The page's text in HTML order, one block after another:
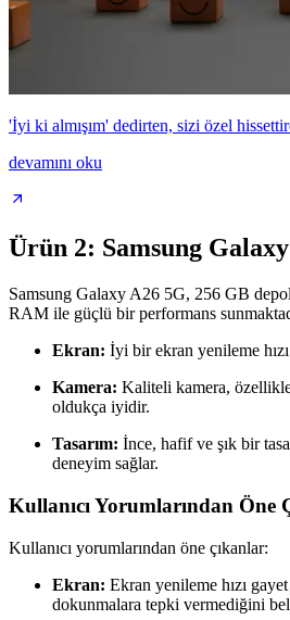
'İyi ki almışım' dedirten, sizi özel
devamını oku
Ürün 2: Samsung
Samsung Galaxy A26 5G, 256 GB
RAM ile güçlü bir performans
Ekran: İyi bir ekran yenileme
Kamera: Kaliteli kamera,
oldukça iyidir.
Tasarım: İnce, hafif ve şık bir
deneyim sağlar.
Kullanıcı Yorumlarından Öne
Kullanıcı yorumlarından öne çıkanlar:
Ekran: Ekran yenileme hızı
dokunmalara tepki vermediğini